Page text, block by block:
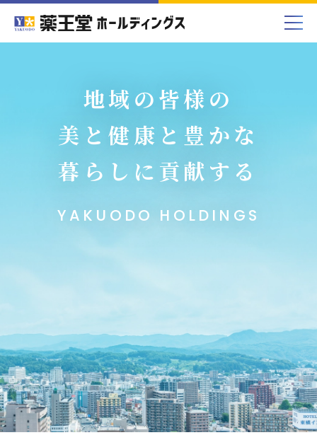
地域の皆様の
美と健康と豊かな
暮らしに貢献する
YAKUODO HOLDINGS